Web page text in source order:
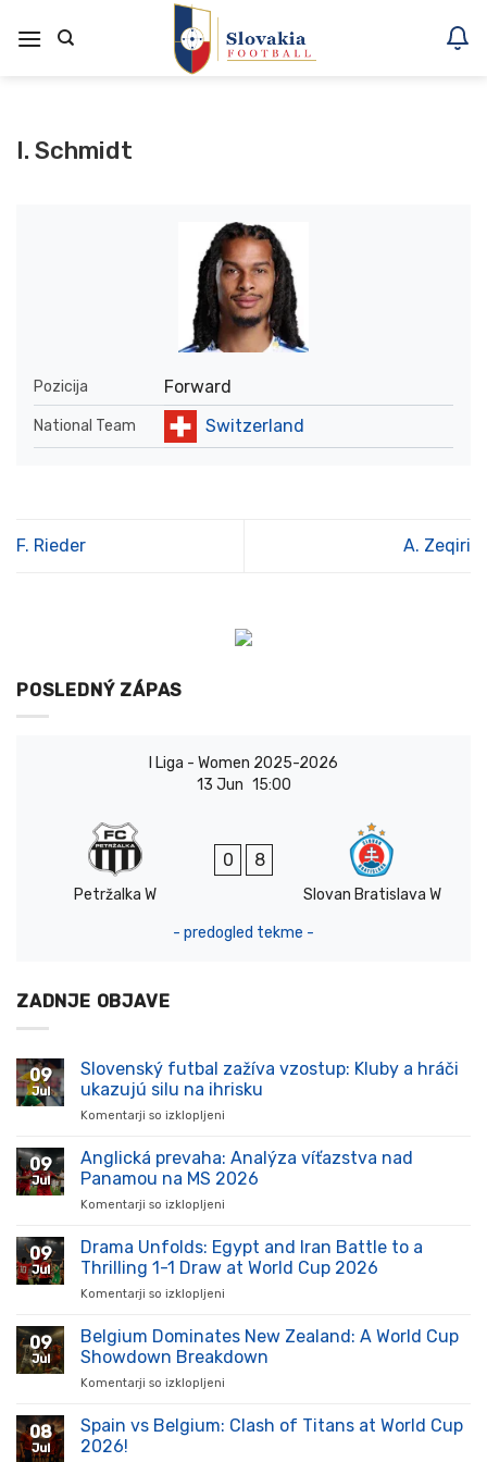
na
I. Schmidt
Pozicija Forward
National Team Switzerland
F. Rieder A. Zeqiri
POSLEDNÝ ZÁPAS
I Liga - Women 2025-2026
13 Jun 15:00
Petržalka W
0 8
Slovan Bratislava W
- predogled tekme -
ZADNJE OBJAVE
09
Jul
Slovenský futbal zažíva vzostup: Kluby a hráči
ukazujú silu na ihrisku
Komentarji so izklopljeni
futbal
zažíva
vzostup:
hráči
ukazujú
09
Jul
Anglická prevaha: Analýza víťazstva nad
Panamou na MS 2026
Komentarji so izklopljeni
prevaha:
Analýza
víťazstva
na
MS
09
Jul
Drama Unfolds: Egypt and Iran Battle to a
Thrilling 1-1 Draw at World Cup 2026
Komentarji so izklopljeni
Unfolds:
Egypt
and
to
09
Jul
Belgium Dominates New Zealand: A World Cup
Showdown Breakdown
Komentarji so izklopljeni
Dominates
08
Jul
Spain vs Belgium: Clash of Titans at World Cup
2026!